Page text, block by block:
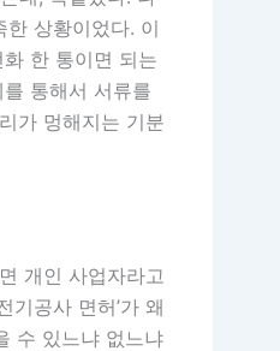
상황이었다. 이
한 통이면 되는
통해서 서류를
가 멍해지는 기분
개인 사업자라고
기공사 면허’가 왜
수 있느냐 없느냐